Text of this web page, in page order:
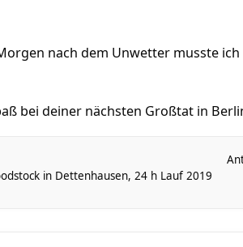
nach dem Unwetter musste
bei deiner nächsten Großtat in
in Dettenhausen, 24 h Lauf 2019